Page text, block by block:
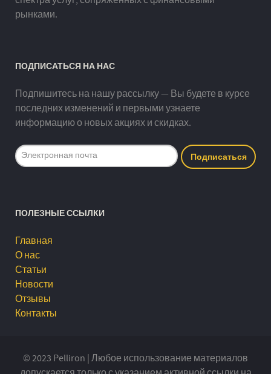
рынками.
ПОДПИСАТЬСЯ НА НАС
Подпишитесь на нашу рассылку — Вы будете в курсе
последних изменений и первыми узнаете
информацию о новых акциях и скидках.
ПОЛЕЗНЫЕ ССЫЛКИ
Главная
О нас
Статьи
Новости
Отзывы
Контакты
© 2023 Pelliron | Любое использование материалов